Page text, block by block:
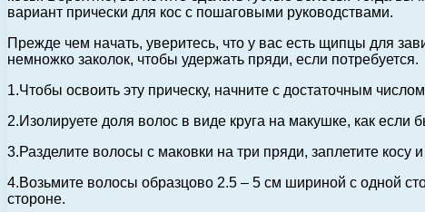
вариант прически для кос с пошаговыми руководствами.
Прежде чем начать, уверитесь, что у вас есть щипцы для
немножко заколок, чтобы удержать пряди, если потребуется.
1.Чтобы освоить эту прическу, начните с достаточным
2.Изолируете доля волос в виде круга на макушке, как
3.Разделите волосы с маковки на три пряди, заплетите косу
4.Возьмите волосы образцово 2.5 – 5 см шириной с одной
стороне.